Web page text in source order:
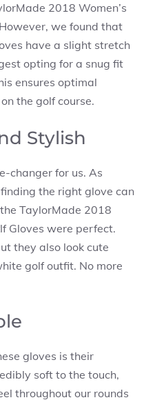
2018 Women’s
we found that
have a slight stretch
opting for a snug fit
ensures optimal
the golf course.
Stylish
changer for us. As
the right glove can
TaylorMade 2018
Gloves were perfect.
they also look cute
golf outfit. No more
gloves is their
soft to the touch,
throughout our rounds